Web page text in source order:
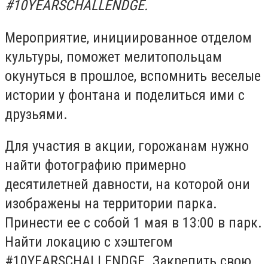
#10YEARSCHALLENDGE.
Мероприятие, инициированное отделом
культуры, поможет мелитопольцам
окунуться в прошлое, вспомнить веселые
истории у фонтана и поделиться ими с
друзьями.
Для участия в акции, горожанам нужно
найти фотографию примерно
десятилетней давности, на которой они
изображены на территории парка.
Принести ее с собой 1 мая в 13:00 в парк.
Найти локацию с хэштегом